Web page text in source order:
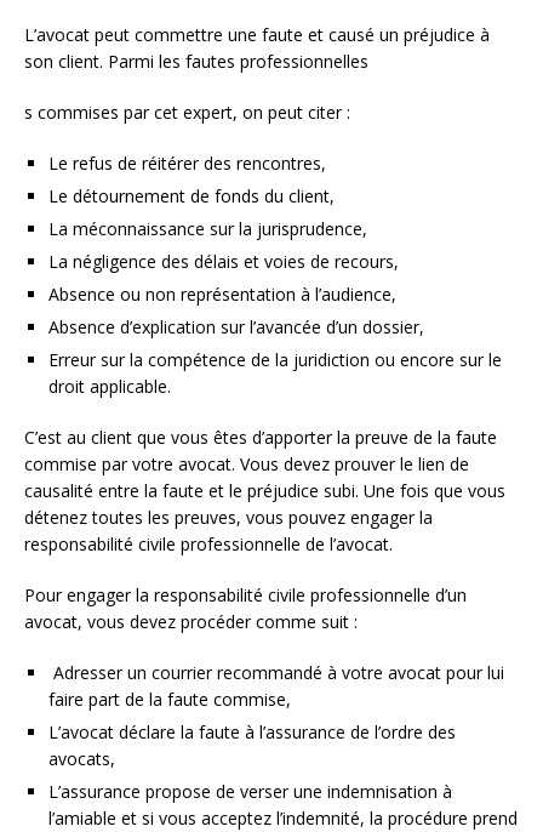
L’avocat peut commettre une faute et causé un préjudice à
son client. Parmi les fautes professionnelles
s commises par cet expert, on peut citer :
Le refus de réitérer des rencontres,
Le détournement de fonds du client,
La méconnaissance sur la jurisprudence,
La négligence des délais et voies de recours,
Absence ou non représentation à l’audience,
Absence d’explication sur l’avancée d’un dossier,
Erreur sur la compétence de la juridiction ou encore sur le
droit applicable.
C’est au client que vous êtes d’apporter la preuve de la faute
commise par votre avocat. Vous devez prouver le lien de
causalité entre la faute et le préjudice subi. Une fois que vous
détenez toutes les preuves, vous pouvez engager la
responsabilité civile professionnelle de l’avocat.
Pour engager la responsabilité civile professionnelle d’un
avocat, vous devez procéder comme suit :
Adresser un courrier recommandé à votre avocat pour lui
faire part de la faute commise,
L’avocat déclare la faute à l’assurance de l’ordre des
avocats,
L’assurance propose de verser une indemnisation à
l’amiable et si vous acceptez l’indemnité, la procédure prend